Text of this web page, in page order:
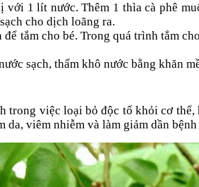
1 lít nước. Thêm 1 thìa cà phê
cho dịch loãng ra.
tắm cho bé. Trong quá trình tắm
sạch, thấm khô nước bằng khăn
trong việc loại bỏ độc tố khỏi cơ
da, viêm nhiễm và làm giảm dần